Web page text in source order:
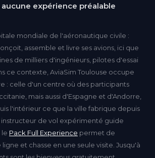
aucune expérience préalable
mondiale de l'aéronautique civile :
assemble et livre ses avions, ici que
de milliers d'ingénieurs, pilotes d'essai
ce contexte, AviaSim Toulouse occupe
: celle d'un centre où des participants
mais aussi d'Espagne et d'Andorre,
l'intérieur ce que la ville fabrique depuis
instructeur de vol expérimenté guide
le Pack Full Experience permet de
et chasse en une seule visite. Jusqu'à